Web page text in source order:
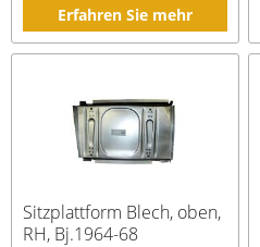
Erfahren Sie mehr
Sitzplattform Blech, oben,
RH, Bj.1964-68